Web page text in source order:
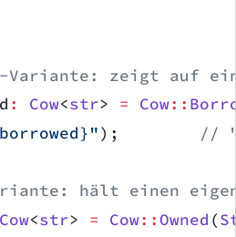
Variante: zeigt auf
: Cow<str> = Cow::
); //
hält einen
Cow<str> = Cow::Owned (